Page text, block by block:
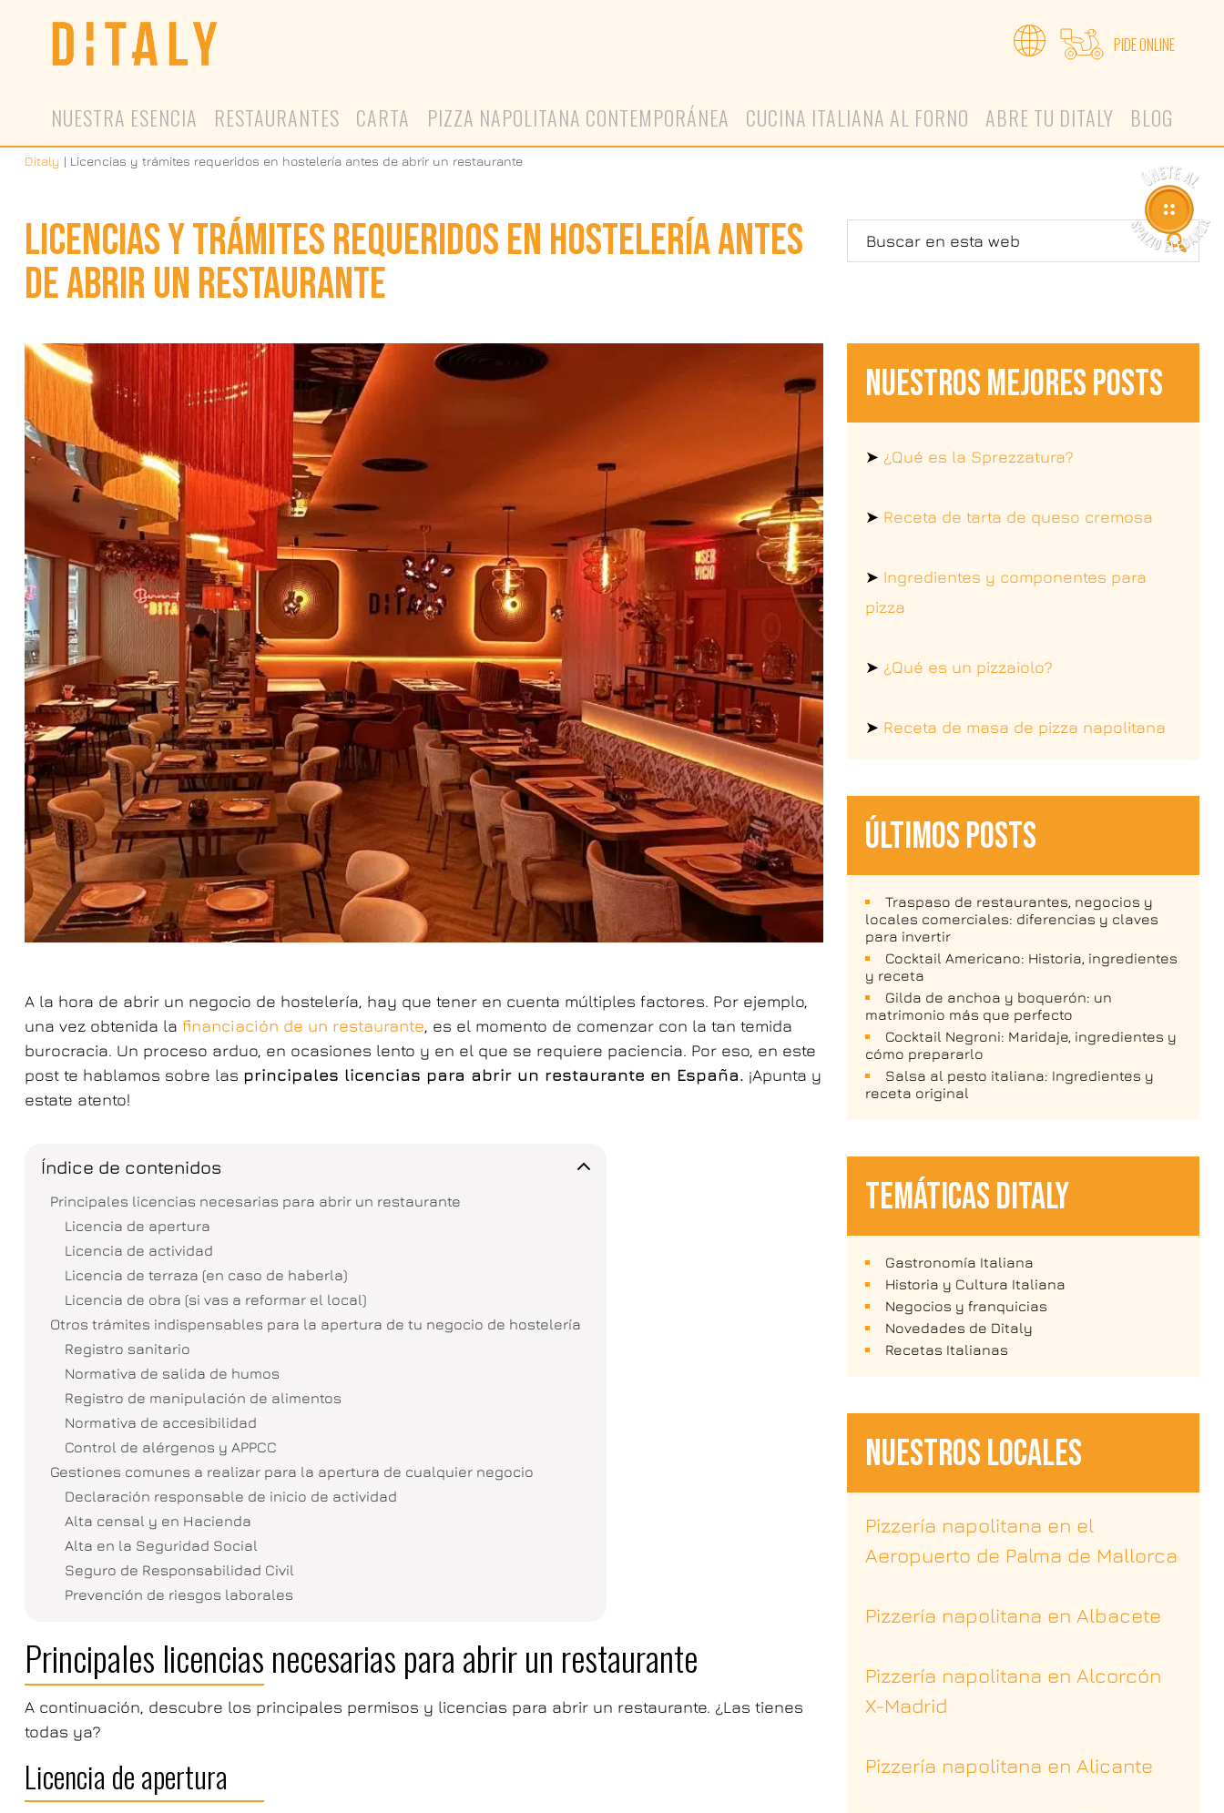
navegación
PIDE ONLINE
NUESTRA ESENCIA RESTAURANTES CARTA PIZZA NAPOLITANA CONTEMPORÁNEA CUCINA ITALIANA AL FORNO ABRE TU DITALY BLOG
Ditaly | Licencias y trámites requeridos en hostelería antes de abrir un restaurante
LICENCIAS Y TRÁMITES REQUERIDOS EN HOSTELERÍA ANTES
DE ABRIR UN RESTAURANTE
A la hora de abrir un negocio de hostelería, hay que tener en cuenta múltiples factores. Por ejemplo,
una vez obtenida la financiación de un restaurante, es el momento de comenzar con la tan temida
burocracia. Un proceso arduo, en ocasiones lento y en el que se requiere paciencia. Por eso, en este
post te hablamos sobre las principales licencias para abrir un restaurante en España. ¡Apunta y
estate atento!
Índice de contenidos
Principales licencias necesarias para abrir un restaurante
Licencia de apertura
Licencia de actividad
Licencia de terraza (en caso de haberla)
Licencia de obra (si vas a reformar el local)
Otros trámites indispensables para la apertura de tu negocio de hostelería
Registro sanitario
Normativa de salida de humos
Registro de manipulación de alimentos
Normativa de accesibilidad
Control de alérgenos y APPCC
Gestiones comunes a realizar para la apertura de cualquier negocio
Declaración responsable de inicio de actividad
Alta censal y en Hacienda
Alta en la Seguridad Social
Seguro de Responsabilidad Civil
Prevención de riesgos laborales
Principales licencias necesarias para abrir un restaurante
A continuación, descubre los principales permisos y licencias para abrir un restaurante. ¿Las tienes
todas ya?
Licencia de apertura
NUESTROS MEJORES POSTS
➤ ¿Qué es la Sprezzatura?
➤ Receta de tarta de queso cremosa
➤ Ingredientes y componentes para
pizza
➤ ¿Qué es un pizzaiolo?
➤ Receta de masa de pizza napolitana
ÚLTIMOS POSTS
Traspaso de restaurantes, negocios y
locales comerciales: diferencias y claves
para invertir
Cocktail Americano: Historia, ingredientes
y receta
Gilda de anchoa y boquerón: un
matrimonio más que perfecto
Cocktail Negroni: Maridaje, ingredientes y
cómo prepararlo
Salsa al pesto italiana: Ingredientes y
receta original
TEMÁTICAS DITALY
Gastronomía Italiana
Historia y Cultura Italiana
Negocios y franquicias
Novedades de Ditaly
Recetas Italianas
NUESTROS LOCALES
Pizzería napolitana en el
Aeropuerto de Palma de Mallorca
Pizzería napolitana en Albacete
Pizzería napolitana en Alcorcón
X-Madrid
Pizzería napolitana en Alicante